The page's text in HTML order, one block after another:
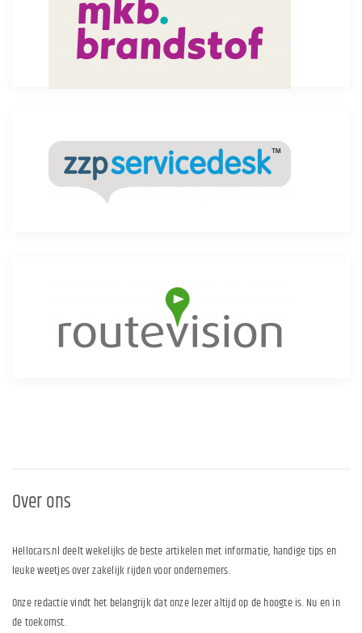
Over ons
Hellocars.nl deelt wekelijks de beste artikelen met informatie, handige tips en
leuke weetjes over zakelijk rijden voor ondernemers.
Onze redactie vindt het belangrijk dat onze lezer altijd op de hoogte is. Nu en in
de toekomst.